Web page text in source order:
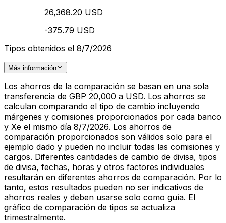
26,368.20 USD
-375.79 USD
Tipos obtenidos el 8/7/2026
Más información
Los ahorros de la comparación se basan en una sola
transferencia de GBP 20,000 a USD. Los ahorros se
calculan comparando el tipo de cambio incluyendo
márgenes y comisiones proporcionados por cada banco
y Xe el mismo día 8/7/2026. Los ahorros de
comparación proporcionados son válidos solo para el
ejemplo dado y pueden no incluir todas las comisiones y
cargos. Diferentes cantidades de cambio de divisa, tipos
de divisa, fechas, horas y otros factores individuales
resultarán en diferentes ahorros de comparación. Por lo
tanto, estos resultados pueden no ser indicativos de
ahorros reales y deben usarse solo como guía. El
gráfico de comparación de tipos se actualiza
trimestralmente.